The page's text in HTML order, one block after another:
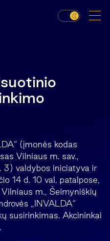
(įmonės kodas
Vilniaus m. sav.,
3) valdybos iniciatyva ir
14 d. 10 val. patalpose,
m., Šeimyniškių
„INVALDA“
susirinkimas. Akcininkai